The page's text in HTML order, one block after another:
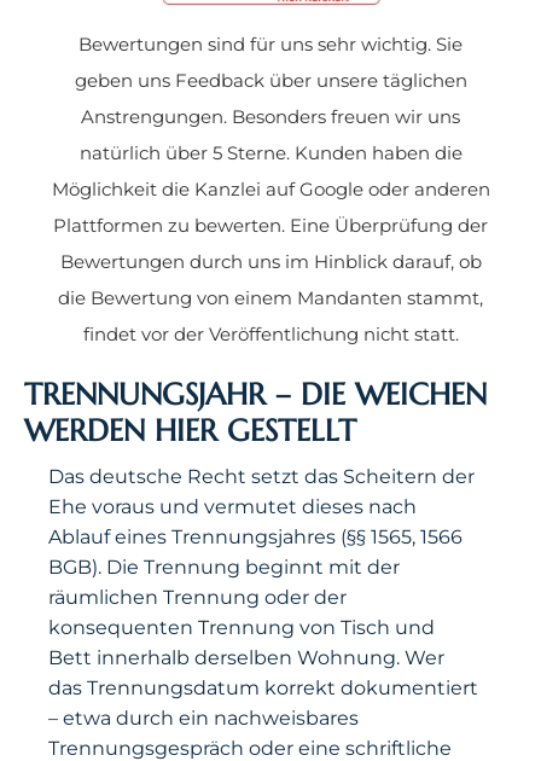
Bewertungen sind für uns sehr wichtig. Sie
geben uns Feedback über unsere täglichen
Anstrengungen. Besonders freuen wir uns
natürlich über 5 Sterne. Kunden haben die
Möglichkeit die Kanzlei auf Google oder anderen
Plattformen zu bewerten. Eine Überprüfung der
Bewertungen durch uns im Hinblick darauf, ob
die Bewertung von einem Mandanten stammt,
findet vor der Veröffentlichung nicht statt.
TRENNUNGSJAHR – DIE WEICHEN
WERDEN HIER GESTELLT
Das deutsche Recht setzt das Scheitern der
Ehe voraus und vermutet dieses nach
Ablauf eines Trennungsjahres (§§ 1565, 1566
BGB). Die Trennung beginnt mit der
räumlichen Trennung oder der
konsequenten Trennung von Tisch und
Bett innerhalb derselben Wohnung. Wer
das Trennungsdatum korrekt dokumentiert
– etwa durch ein nachweisbares
Trennungsgespräch oder eine schriftliche